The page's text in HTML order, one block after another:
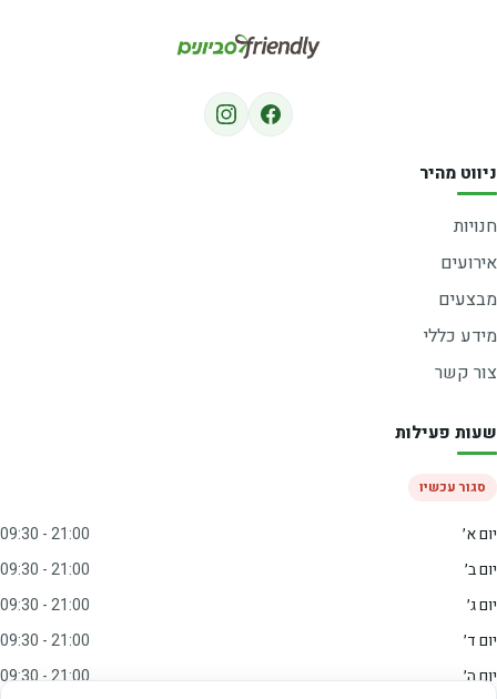
ניווט מהיר
חנויות
אירועים
מבצעים
מידע כללי
צור קשר
שעות פעילות
סגור עכשיו
יום א׳
09:30 - 21:00
יום ב׳
09:30 - 21:00
יום ג׳
09:30 - 21:00
יום ד׳
09:30 - 21:00
יום ה׳
09:30 - 21:00